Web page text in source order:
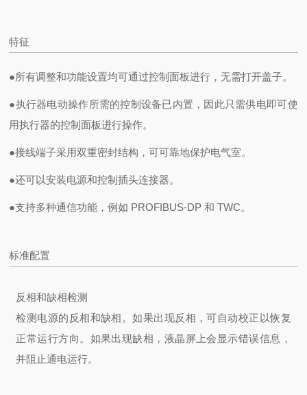
特征
●所有调整和功能设置均可通过控制面板进行，无需打开盖子。
●执行器电动操作所需的控制设备已内置，因此只需供电即可使
用执行器的控制面板进行操作。
●接线端子采用双重密封结构，可可靠地保护电气室。
●还可以安装电源和控制插头连接器。
●支持多种通信功能，例如 PROFIBUS-DP 和 TWC。
标准配置
反相和缺相检测
检测电源的反相和缺相。如果出现反相，可自动校正以恢复
正常运行方向。如果出现缺相，液晶屏上会显示错误信息，
并阻止通电运行。